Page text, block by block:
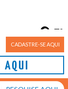
CADASTRE-SE AQUI
AQUI
Porto Alegre
7°